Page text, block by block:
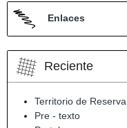
Enlaces
Reciente
Territorio de Reserva
Pre - texto